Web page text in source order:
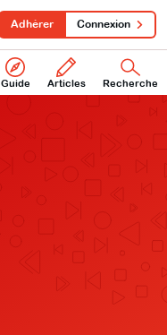
Guide Articles Recherche
Adhérer Connexion